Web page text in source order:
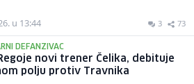
u 13:44 3 73
DEFANZIVAC
novi trener Čelika, debituje
polju protiv Travnika